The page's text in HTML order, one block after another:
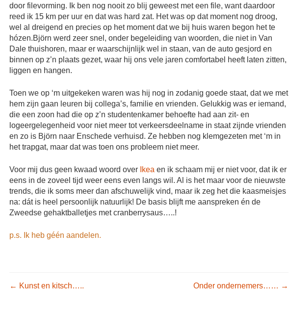
door filevorming. Ik ben nog nooit zo blij geweest met een file, want daardoor
reed ik 15 km per uur en dat was hard zat. Het was op dat moment nog droog,
wel al dreigend en precies op het moment dat we bij huis waren begon het te
hózen.Björn werd zeer snel, onder begeleiding van woorden, die niet in Van
Dale thuishoren, maar er waarschijnlijk wel in staan, van de auto gesjord en
binnen op z’n plaats gezet, waar hij ons vele jaren comfortabel heeft laten zitten,
liggen en hangen.
Toen we op ‘m uitgekeken waren was hij nog in zodanig goede staat, dat we met
hem zijn gaan leuren bij collega’s, familie en vrienden. Gelukkig was er iemand,
die een zoon had die op z’n studentenkamer behoefte had aan zit- en
logeergelegenheid voor niet meer tot verkeersdeelname in staat zijnde vrienden
en zo is Björn naar Enschede verhuisd. Ze hebben nog klemgezeten met ‘m in
het trapgat, maar dat was toen ons probleem niet meer.
Voor mij dus geen kwaad woord over Ikea en ik schaam mij er niet voor, dat ik er
eens in de zoveel tijd weer eens even langs wil. Al is het maar voor de nieuwste
trends, die ik soms meer dan afschuwelijk vind, maar ik zeg het die kaasmeisjes
na: dát is heel persoonlijk natuurlijk! De basis blijft me aanspreken én de
Zweedse gehaktballetjes met cranberrysaus…..!
p.s. Ik heb géén aandelen.
Post navigation
← Kunst en kitsch….. Onder ondernemers…… →